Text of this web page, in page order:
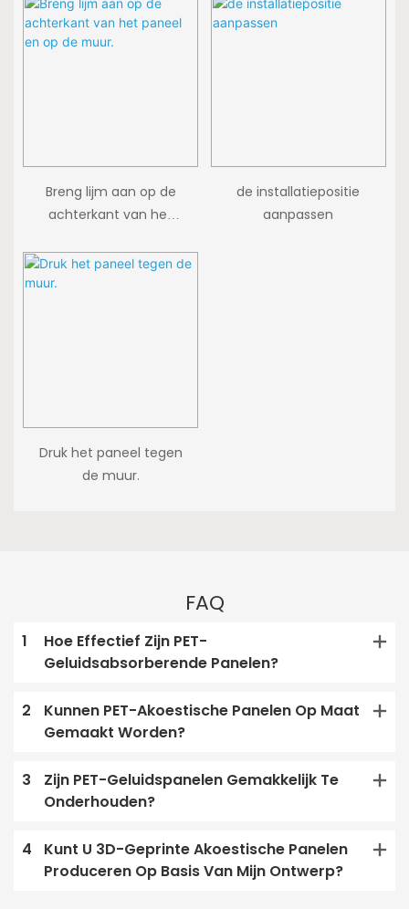
Breng lijm aan op de
achterkant van het
de installatiepositie
aanpassen
Druk het paneel tegen
de muur.
FAQ
1
Hoe Effectief Zijn PET-
Geluidsabsorberende Panelen?
2
Kunnen PET-Akoestische Panelen Op Maat
Gemaakt Worden?
3
Zijn PET-Geluidspanelen Gemakkelijk Te
Onderhouden?
4
Kunt U 3D-Geprinte Akoestische Panelen
Produceren Op Basis Van Mijn Ontwerp?